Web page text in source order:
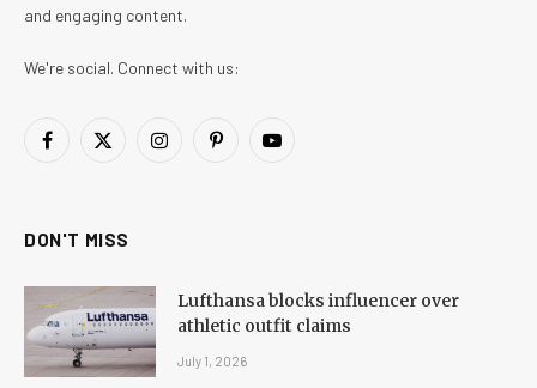
and engaging content.
We're social. Connect with us:
Facebook
X
InstagramPinterestYouTube
DON'T MISS
Lufthansa blocks influencer over
athletic outfit claims
July 1, 2026